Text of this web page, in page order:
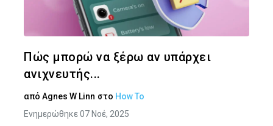
Πώς μπορώ να ξέρω αν υπάρχει
ανιχνευτής...
από Agnes W Linn στο How To
Ενημερώθηκε 07 Νοέ, 2025